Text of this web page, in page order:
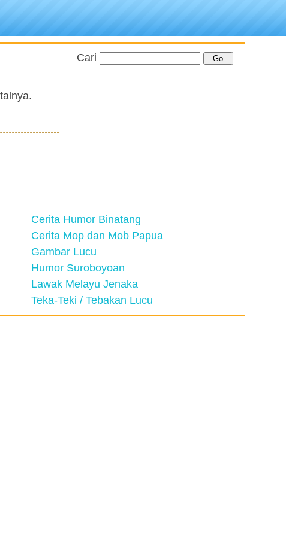
Cari
Cerita Humor Binatang
Cerita Mop dan Mob Papua
Gambar Lucu
Humor Suroboyoan
Lawak Melayu Jenaka
Teka-Teki / Tebakan Lucu